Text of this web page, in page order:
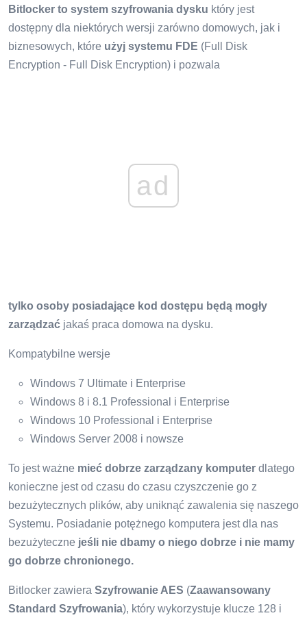
Bitlocker to system szyfrowania dysku który jest
dostępny dla niektórych wersji zarówno domowych, jak i
biznesowych, które użyj systemu FDE (Full Disk
Encryption - Full Disk Encryption) i pozwala
ad
tylko osoby posiadające kod dostępu będą mogły
zarządzać jakaś praca domowa na dysku.
Kompatybilne wersje
Windows 7 Ultimate i Enterprise
Windows 8 i 8.1 Professional i Enterprise
Windows 10 Professional i Enterprise
Windows Server 2008 i nowsze
To jest ważne mieć dobrze zarządzany komputer dlatego
konieczne jest od czasu do czasu czyszczenie go z
bezużytecznych plików, aby uniknąć zawalenia się naszego
Systemu. Posiadanie potężnego komputera jest dla nas
bezużyteczne jeśli nie dbamy o niego dobrze i nie mamy
go dobrze chronionego.
Bitlocker zawiera Szyfrowanie AES (Zaawansowany
Standard Szyfrowania), który wykorzystuje klucze 128 i